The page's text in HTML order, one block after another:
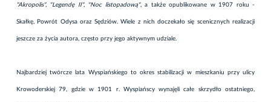
"Akropolis", "Legendę II", "Noc listopadową", a także opublikowane w 1907 roku -
Skałkę, Powrót Odysa oraz Sędziów. Wiele z nich doczekało się scenicznych realizacji
jeszcze za życia autora, często przy jego aktywnym udziale.
Najbardziej twórcze lata Wyspiańskiego to okres stabilizacji w mieszkaniu przy ulicy
Krowoderskiej 79, gdzie w 1901 r. Wyspiańscy wynajęli całe skrzydło ostatniego,